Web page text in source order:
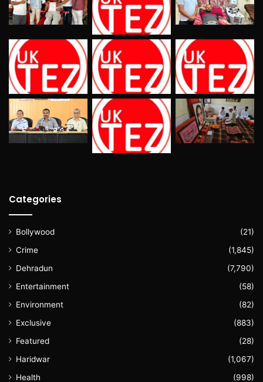
Categories
Bollywood
(21)
Crime
(1,845)
Dehradun
(7,790)
Entertainment
(58)
Environment
(82)
Exclusive
(883)
Featured
(28)
Haridwar
(1,067)
Health
(998)